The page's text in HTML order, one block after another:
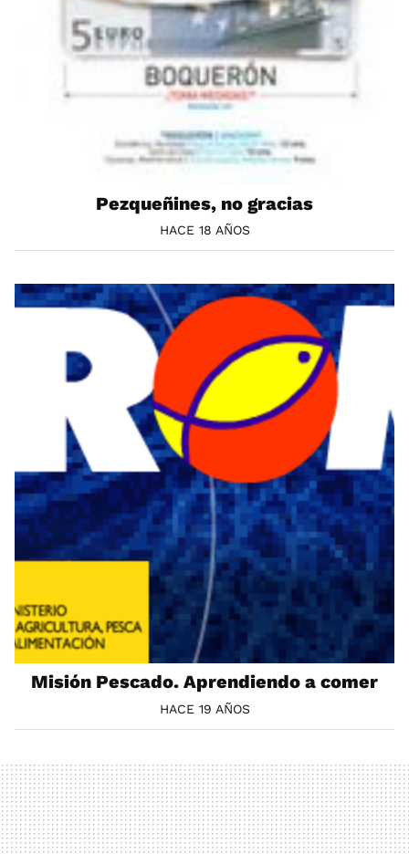
Pezqueñines, no gracias
HACE 18 AÑOS
Misión Pescado. Aprendiendo a comer
HACE 19 AÑOS